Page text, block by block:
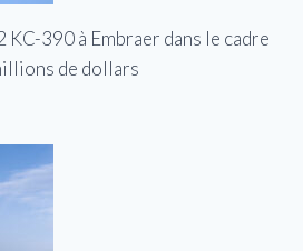
KC-390 à Embraer dans le cadre
de dollars